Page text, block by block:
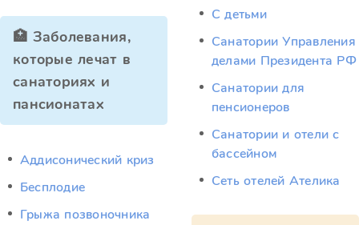
🏥 Заболевания,
которые лечат в
санаториях и
пансионатах
Аддисонический криз
Бесплодие
Грыжа позвоночника
С детьми
Санатории Управления
делами Президента РФ
Санатории для
пенсионеров
Санатории и отели с
бассейном
Сеть отелей Ателика